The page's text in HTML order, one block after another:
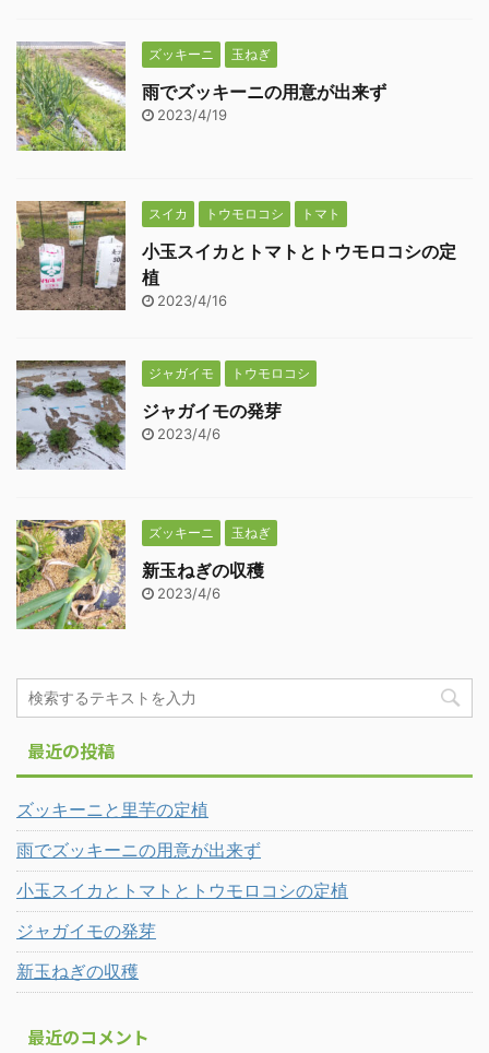
ズッキーニ 玉ねぎ
雨でズッキーニの用意が出来ず
2023/4/19
スイカ トウモロコシ トマト
小玉スイカとトマトとトウモロコシの定
植
2023/4/16
ジャガイモ トウモロコシ
ジャガイモの発芽
2023/4/6
ズッキーニ 玉ねぎ
新玉ねぎの収穫
2023/4/6
最近の投稿
ズッキーニと里芋の定植
雨でズッキーニの用意が出来ず
小玉スイカとトマトとトウモロコシの定植
ジャガイモの発芽
新玉ねぎの収穫
最近のコメント